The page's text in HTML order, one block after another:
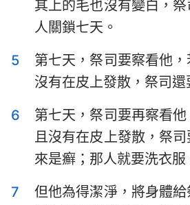
俄巴底亞書
彌迦書 那鴻
哈巴谷書 西番
哈該書 撒迦
瑪拉基書
其上的毛也沒有變白，
人關鎖七天。
5
第七天，祭司要察看他，
沒有在皮上發散，祭司還
6
第七天，祭司要再察看
且沒有在皮上發散，祭
來是癬；那人就要洗衣服
7
但他為得潔淨，將身體